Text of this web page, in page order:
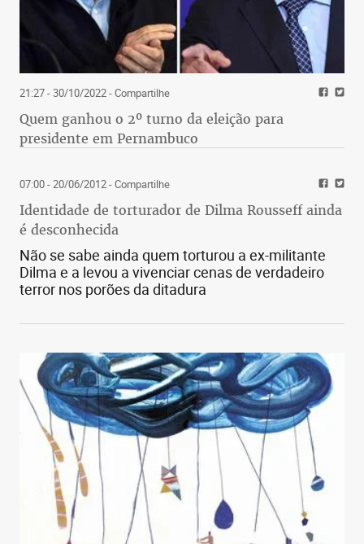
21:27 - 30/10/2022- Compartilhe
Quem ganhou o 2º turno da eleição para
presidente em Pernambuco
07:00 - 20/06/2012- Compartilhe
Identidade de torturador de Dilma Rousseff ainda
é desconhecida
Não se sabe ainda quem torturou a ex-militante
Dilma e a levou a vivenciar cenas de verdadeiro
terror nos porões da ditadura